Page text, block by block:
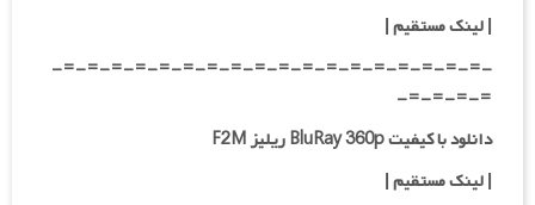
| لینک مستقیم|
-=-=-=-=-=-=-=-=-=-=-=-=-=-=-=-=-=-=-
=-=-=-=-
دانلود با کیفیت BluRay 360p ریلیز F2M
| لینک مستقیم|